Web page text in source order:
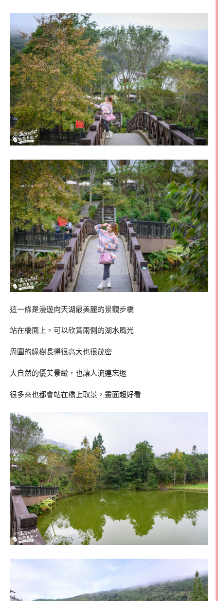
這一條是漫遊向天湖最美麗的景觀步橋
站在橋面上，可以欣賞兩側的湖水風光
周圍的綠樹長得很高大也很茂密
大自然的優美景緻，也讓人流連忘返
很多來也都會站在橋上取景，畫面超好看